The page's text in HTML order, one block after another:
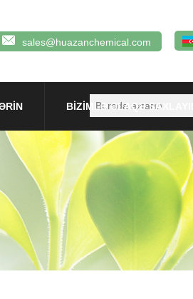
sales@huazanchemical.com
BIZIMLƏ ƏLAQƏ SAXLAYIN